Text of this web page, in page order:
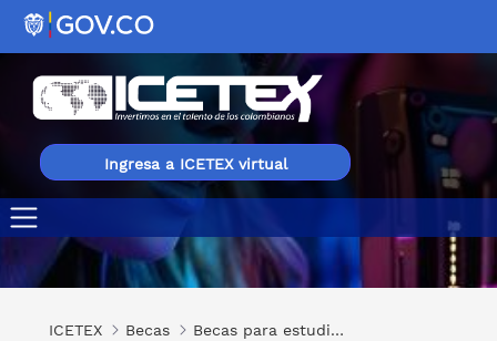
Ingresa a ICETEX virtual
Escuela de verano internacional de buenas prácticas
ICETEX Becas Becas para estudios en el exterior